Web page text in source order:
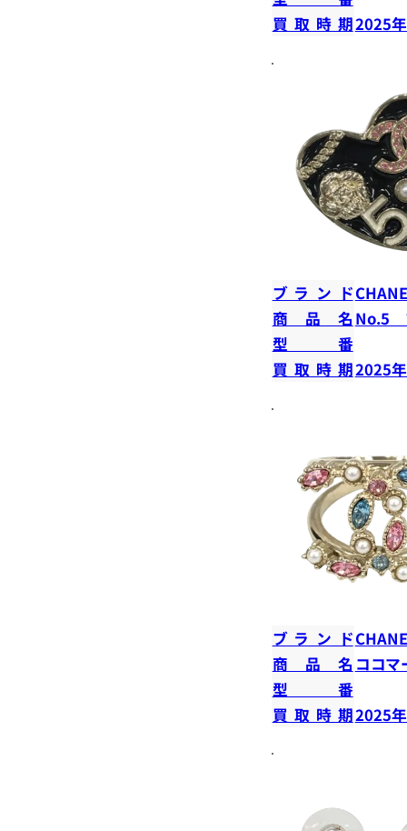
買取時期2025
ブランド
商品名 No.5
型番
買取時期2025
ブランド
商品名 ココ
型番
買取時期2025